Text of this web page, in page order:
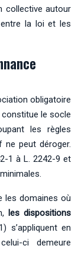
collective autour
la loi et les
obligatoire
constitue le socle
les règles
ne peut déroger.
1 à L. 2242-9 et
les domaines où
les dispositions
s’appliquent en
ci demeure